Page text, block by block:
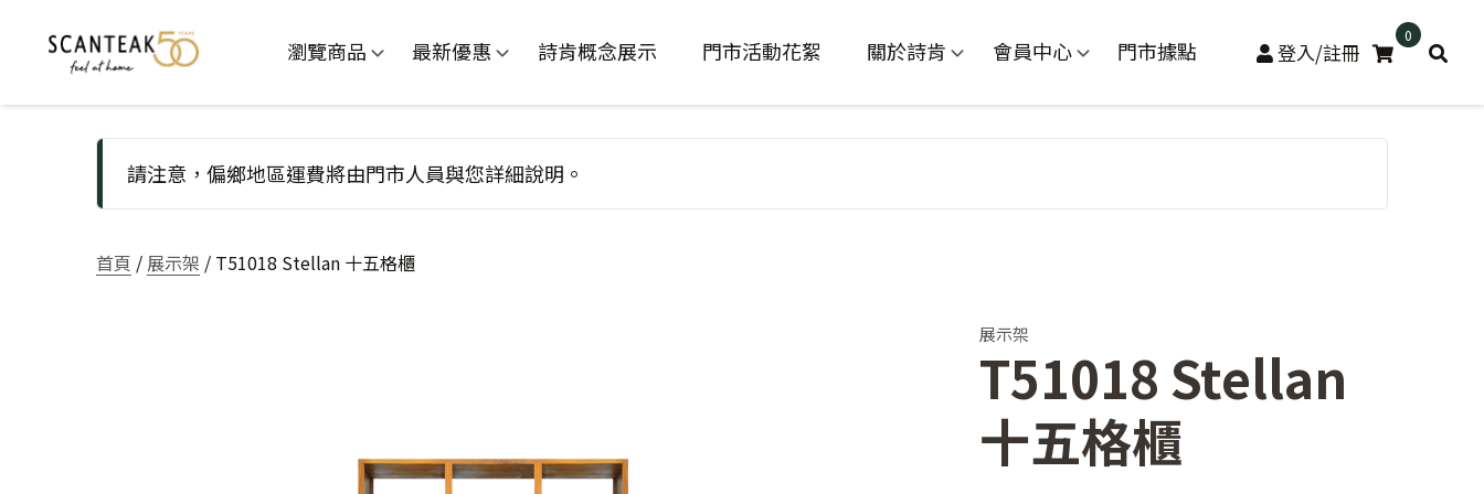
瀏覽商品 最新優惠 詩肯概念展示 門市活動花絮 關於詩肯 會員中心 門市據點 登入/註冊
0
請注意，偏鄉地區運費將由門市人員與您詳細說明。
首頁 / 展示架 / T51018 Stellan 十五格櫃
展示架
T51018 Stellan
十五格櫃